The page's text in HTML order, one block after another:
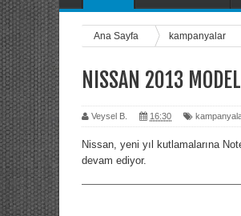
Ana Sayfa kampanyalar
NISSAN 2013
Veysel B. 16:30
Nissan, yeni yıl kutlamalarına
devam ediyor.